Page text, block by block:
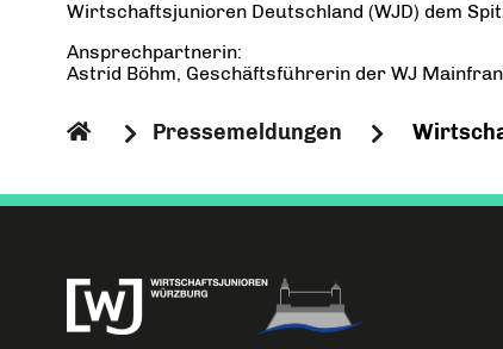
Wirtschaftsjunioren Deutschland (WJD) dem
Ansprechpartnerin:
Astrid Böhm, Geschäftsführerin der WJ
Pressemeldungen